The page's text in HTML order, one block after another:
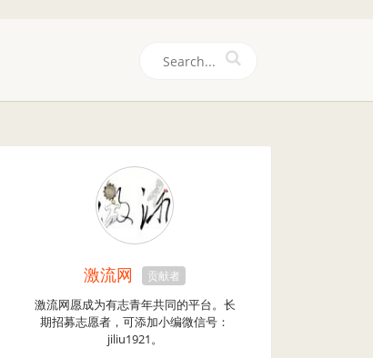
激流网 贡献者
激流网愿成为有志青年共同的平台。长
期招募志愿者，可添加小编微信号：
jiliu1921。